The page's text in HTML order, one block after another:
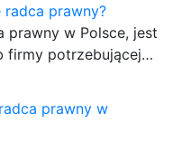
radca prawny?
prawny w Polsce, jest
firmy potrzebującej…
prawny w